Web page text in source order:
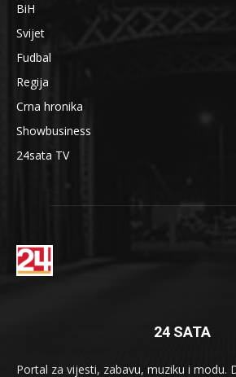
BiH
Svijet
Fudbal
Regija
Crna hronika
Showbusiness
24sata TV
24 SATA
Portal za vijesti, zabavu, muziku i modu.